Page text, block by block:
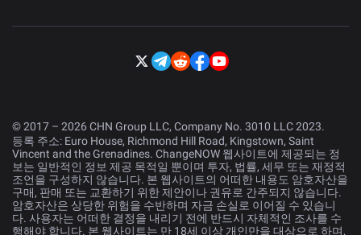
© 2017 – 2026 CHN Group LLC, Company No. 3010 LLC 2023.
등록 주소: Euro House, Richmond Hill Road, Kingstown, Saint
Vincent and the Grenadines. ChangeNOW 웹사이트에 제공되는 정
보는 일반적인 정보 제공 목적일 뿐이며 투자, 법률, 세무 또는 재정적
조언을 구성하지 않습니다. 본 웹사이트의 어떠한 내용도 암호자산을
구매, 판매 또는 교환하기 위한 제안이나 권유로 간주되지 않습니다.
암호자산은 상당한 위험을 수반하며 자금 손실로 이어질 수 있습니
다. 사용자는 어떠한 결정을 내리기 전에 반드시 자체적인 조사를 수
행해야 합니다. 본 웹사이트는 만 18세 이상 개인만을 대상으로 하며,